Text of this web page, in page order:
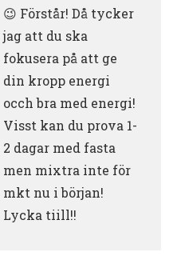
😉 Förstår! Då tycker
jag att du ska
fokusera på att ge
din kropp energi
occh bra med energi!
Visst kan du prova 1-
2 dagar med fasta
men mixtra inte för
mkt nu i början!
Lycka tiill!!